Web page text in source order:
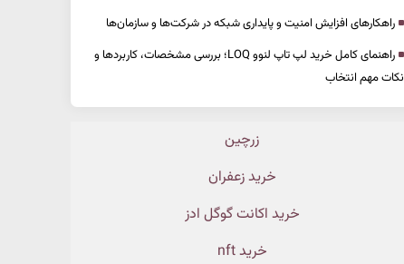
راهکارهای افزایش امنیت و پایداری شبکه در شرکت‌ها و سازمان‌ها
راهنمای کامل خرید لپ تاپ لنوو LOQ؛ بررسی مشخصات، کاربردها و
نکات مهم انتخاب
زرچین
خرید زعفران
خرید اکانت گوگل ادز
خرید nft